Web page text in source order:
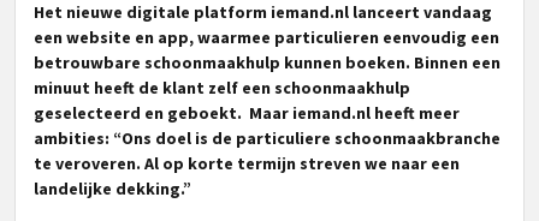
Het nieuwe digitale platform iemand.nl lanceert vandaag
een website en app, waarmee particulieren eenvoudig een
betrouwbare schoonmaakhulp kunnen boeken. Binnen een
minuut heeft de klant zelf een schoonmaakhulp
geselecteerd en geboekt. Maar iemand.nl heeft meer
ambities: “Ons doel is de particuliere schoonmaakbranche
te veroveren. Al op korte termijn streven we naar een
landelijke dekking.”